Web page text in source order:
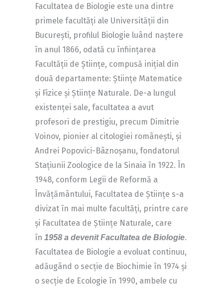
Facultatea de Biologie este una dintre
primele facultăți ale Universității din
București, profilul Biologie luând naștere
în anul 1866, odată cu înființarea
Facultății de Științe, compusă inițial din
două departamente: Științe Matematice
și Fizice și Științe Naturale. De-a lungul
existenței sale, facultatea a avut
profesori de prestigiu, precum Dimitrie
Voinov, pionier al citologiei românești, și
Andrei Popovici-Bâznoșanu, fondatorul
Stațiunii Zoologice de la Sinaia în 1922. În
1948, conform Legii de Reformă a
Învățământului, Facultatea de Științe s-a
divizat în mai multe facultăți, printre care
și Facultatea de Științe Naturale, care
în 1958 a devenit Facultatea de Biologie.
Facultatea de Biologie a evoluat continuu,
adăugând o secție de Biochimie în 1974 și
o secție de Ecologie în 1990, ambele cu